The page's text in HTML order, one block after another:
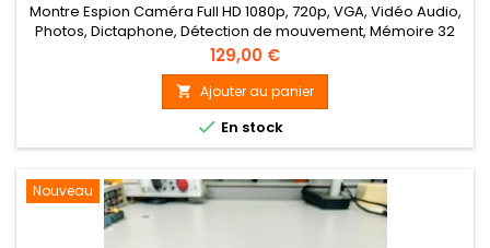
Montre Espion Caméra Full HD 1080p, 720p, VGA, Vidéo Audio,
Photos, Dictaphone, Détection de mouvement, Mémoire 32
Go, Batterie Rechargeable, Bracelet cuir
Prix
129,00 €
 Ajouter au panier
 En stock
Nouveau